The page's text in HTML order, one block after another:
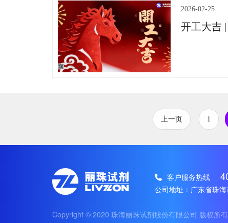
2026-02-25
开工大吉
上一页 1
客户服务热线
公司地址：广东省珠
Copyright © 2020 珠海丽珠试剂股份有限公司 版权所有